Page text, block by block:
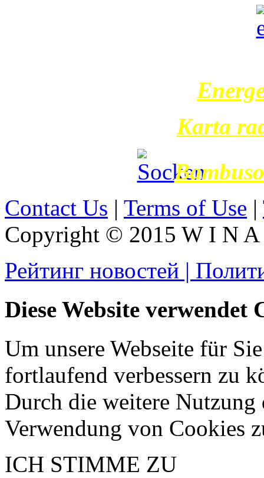
Karta
Contact Us | Terms of Use |
Copyright © 2015 W I N
Рейтинг новостей |
Diese Website verwendet
Um unsere Webseite für
fortlaufend verbessern zu
Durch die weitere Nutzung
Verwendung von Cookies
ICH STIMME ZU